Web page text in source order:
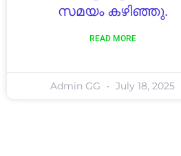
സമയം കഴിഞ്ഞു.
READ MORE
Admin GG July 18, 2025